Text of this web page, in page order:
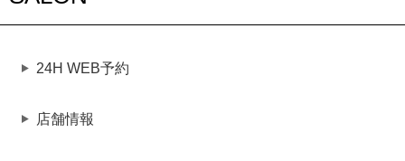
24H WEB予約
店舗情報